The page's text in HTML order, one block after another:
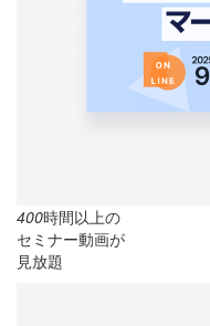
400時間以上の
セミナー動画が
見放題